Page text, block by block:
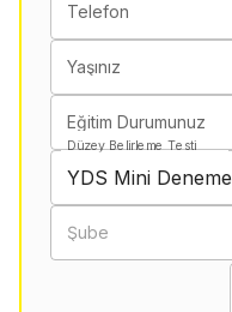
Telefon
Yaşınız
Eğitim Durumunuz
Düzey Belirleme Testi
YDS Mini Deneme
Şube